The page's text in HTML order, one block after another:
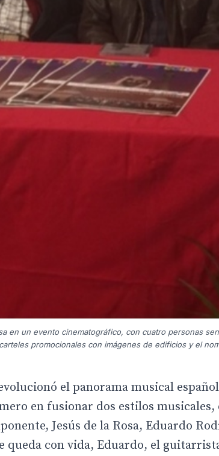
en un evento cinematográfico, con cuatro personas
promocionales con imágenes de edificios y el
el panorama musical
en fusionar dos estilos
Jesús de la Rosa, Eduardo
queda con vida, Eduardo, el